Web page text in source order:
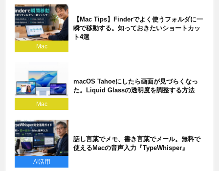
Mac
【Mac Tips】Finderでよく使うフォルダに一
瞬で移動する。知っておきたいショートカッ
ト4選
Mac
macOS Tahoeにしたら画面が見づらくなっ
た。Liquid Glassの透明度を調整する方法
AI活用
話し言葉でメモ、書き言葉でメール。無料で
使えるMacの音声入力『TypeWhisper』